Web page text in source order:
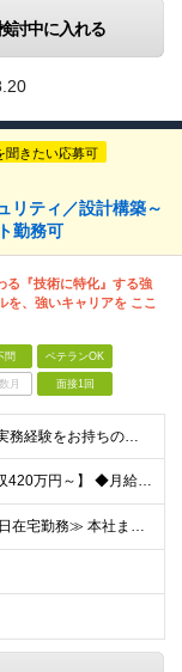
討中に入れる
聞きたい応募可
リティ／設計構築～
勤務可
る『技術に特化』する強
を、強いキャリアを ここ
問 ベテランOK
月 面接1回
◆IT業界で何かしらの技術実務経験をお持ちの方（インフラ／開発不問） ◆学歴不問 【受注過多により、急募！】 面接から採用までスムーズに！結果は翌日までに通知できます。 即日入社希望も承れます！
【前職給与100％保証｜年収420万円～】 ◆⽉給35万円〜 ＋ 業績(決算)賞与 ┗⼊社時の想定年収：420万円〜（業績賞与別） ＊年収1000万以上での採用もあり。スキル・経験を最大に優遇しま
≪リモートワークOK｜週3日在宅勤務≫ 本社またはプロジェクト先での勤務となります。 ※請負案件が多く、自社内での出社×リモートのハイブリッドワークが主体です！ 【本社】 東京都港区西新橋3-5-9